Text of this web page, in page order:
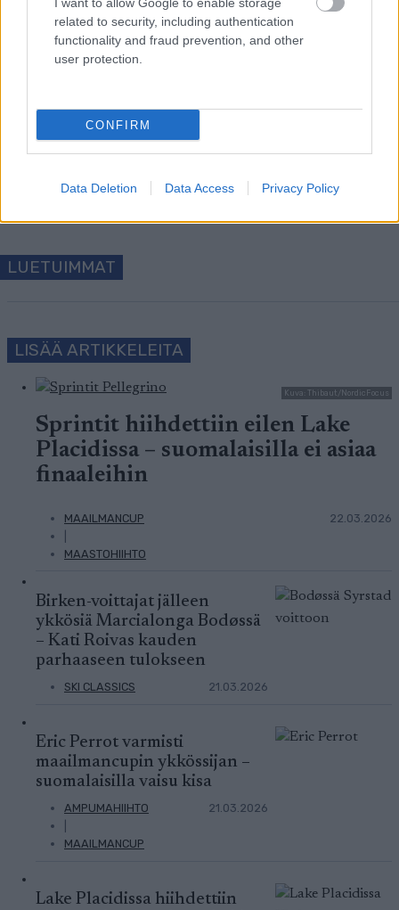
related to security, including authentication
functionality and fraud prevention, and other
user protection.
CONFIRM
Data Deletion Data Access Privacy Policy
Tilaa
LUETUIMMAT
LISÄÄ ARTIKKELEITA
Kuva: Thibaut/NordicFocus
Sprintit hiihdettiin eilen Lake
Placidissa – suomalaisilla ei asiaa
finaaleihin
MAAILMANCUP
MAASTOHIIHTO
22.03.2026
Birken-voittajat jälleen
ykkösiä Marcialonga Bodøssä
– Kati Roivas kauden
parhaaseen tulokseen
SKI CLASSICS 21.03.2026
Eric Perrot varmisti
maailmancupin ykkössijan –
suomalaisilla vaisu kisa
AMPUMAHIIHTO
MAAILMANCUP
21.03.2026
Lake Placidissa hiihdettiin